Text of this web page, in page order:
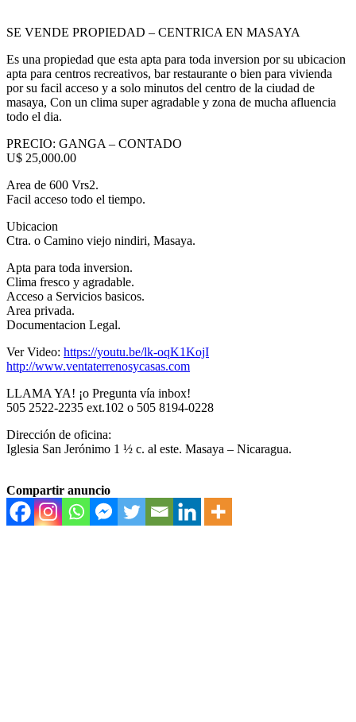
SE VENDE PROPIEDAD – CENTRICA EN MASAYA
Es una propiedad que esta apta para toda inversion por su ubicacion
apta para centros recreativos, bar restaurante o bien para vivienda
por su facil acceso y a solo minutos del centro de la ciudad de
masaya, Con un clima super agradable y zona de mucha afluencia
todo el dia.
PRECIO: GANGA – CONTADO
U$ 25,000.00
Area de 600 Vrs2.
Facil acceso todo el tiempo.
Ubicacion
Ctra. o Camino viejo nindiri, Masaya.
Apta para toda inversion.
Clima fresco y agradable.
Acceso a Servicios basicos.
Area privada.
Documentacion Legal.
Ver Video: https://youtu.be/lk-oqK1KojI
http://www.ventaterrenosycasas.com
LLAMA YA! ¡o Pregunta vía inbox!
505 2522-2235 ext.102 o 505 8194-0228
Dirección de oficina:
Iglesia San Jerónimo 1 ½ c. al este. Masaya – Nicaragua.
Compartir anuncio